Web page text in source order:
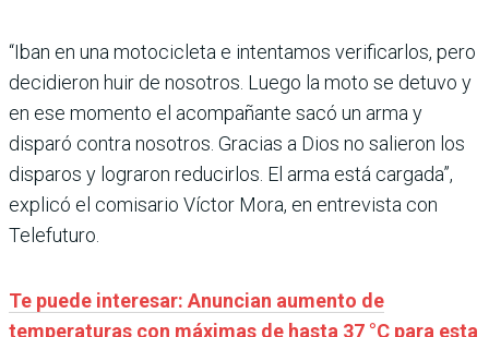
“Iban en una motocicleta e intentamos verificarlos, pero
decidieron huir de nosotros. Luego la moto se detuvo y
en ese momento el acompañante sacó un arma y
disparó contra nosotros. Gracias a Dios no salieron los
disparos y lograron reducirlos. El arma está cargada”,
explicó el comisario Víctor Mora, en entrevista con
Telefuturo.
Te puede interesar: Anuncian aumento de
temperaturas con máximas de hasta 37 °C para esta